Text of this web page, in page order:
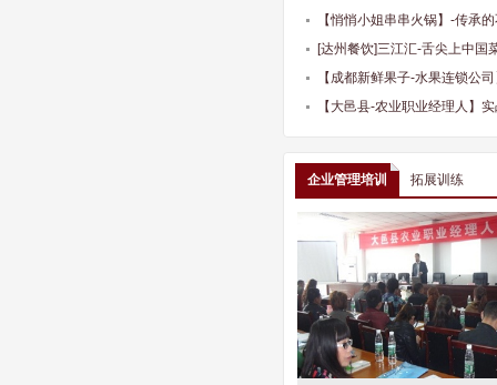
【悄悄小姐串串火锅】-传承
[达州餐饮]三江汇-舌尖上中国
（线上线下）、全年顾问服务
【成都新鲜果子-水果连锁公
司【大邑县-农业职业经理人】
企业管理培训 拓展训练